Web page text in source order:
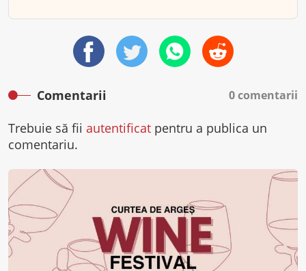
Comentarii 0 comentarii
Trebuie să fii autentificat pentru a publica un
comentariu.